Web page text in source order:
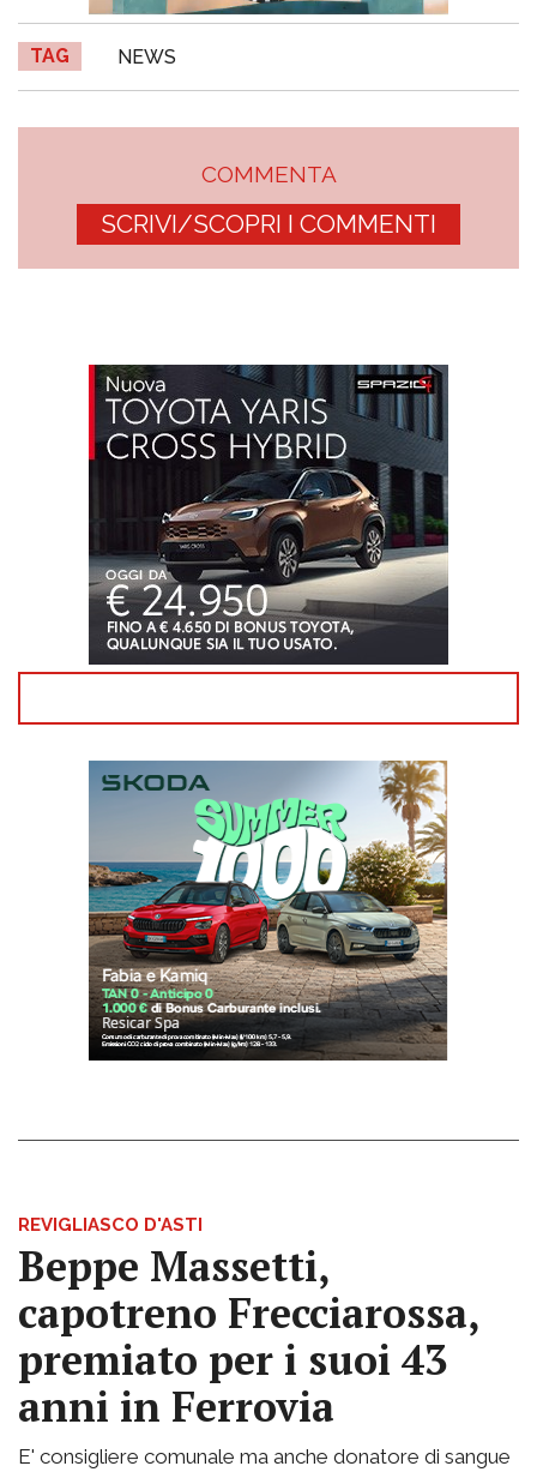
TAG NEWS
COMMENTA
SCRIVI/SCOPRI I COMMENTI
REVIGLIASCO D'ASTI
Beppe Massetti,
capotreno Frecciarossa,
premiato per i suoi 43
anni in Ferrovia
E' consigliere comunale ma anche donatore di sangue